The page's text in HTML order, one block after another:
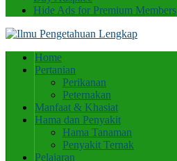
Hide Ads for Premium Members
Home
Pertanian
Perikanan
Peternakan
Manfaat & Khasiat
Hama dan Penyakit
Hama Tanaman
Penyakit Ternak
Pelajaran